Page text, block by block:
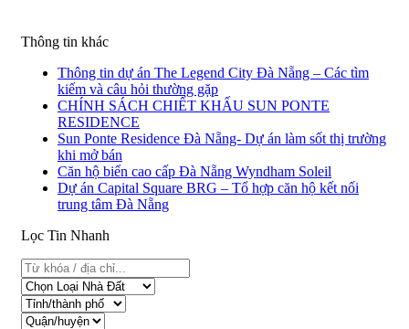
Thông tin khác
Thông tin dự án The Legend City Đà Nẵng – Các tìm
kiếm và câu hỏi thường gặp
CHÍNH SÁCH CHIẾT KHẤU SUN PONTE
RESIDENCE
Sun Ponte Residence Đà Nẵng- Dự án làm sốt thị trường
khi mở bán
Căn hộ biển cao cấp Đà Nẵng Wyndham Soleil
Dự án Capital Square BRG – Tổ hợp căn hộ kết nối
trung tâm Đà Nẵng
Lọc Tin Nhanh